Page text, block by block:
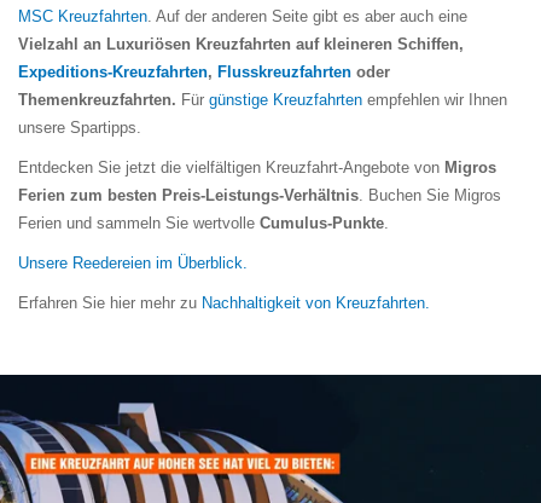
MSC Kreuzfahrten. Auf der anderen Seite gibt es aber auch eine
Vielzahl an Luxuriösen Kreuzfahrten auf kleineren Schiffen,
Expeditions-Kreuzfahrten, Flusskreuzfahrten oder
Themenkreuzfahrten. Für günstige Kreuzfahrten empfehlen wir Ihnen
unsere Spartipps.
Entdecken Sie jetzt die vielfältigen Kreuzfahrt-Angebote von Migros
Ferien zum besten Preis-Leistungs-Verhältnis. Buchen Sie Migros
Ferien und sammeln Sie wertvolle Cumulus-Punkte.
Unsere Reedereien im Überblick.
Erfahren Sie hier mehr zu Nachhaltigkeit von Kreuzfahrten.